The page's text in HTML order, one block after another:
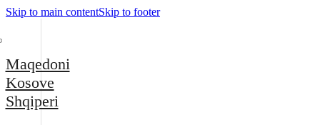
Skip to main contentSkip to footer
Maqedoni
Kosove
Shqiperi